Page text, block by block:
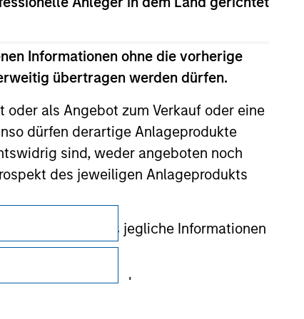
Informationen ohne die vorherige
übertragen werden dürfen.
als Angebot zum Verkauf oder eine
dürfen derartige Anlageprodukte
sind, weder angeboten noch
des jeweiligen Anlageprodukts
dass jegliche Informationen
den Missbrauch von
Privacy Choices